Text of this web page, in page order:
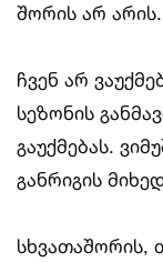
შორის არ არის.
ჩვენ არ
სეზონის
გაუქმებას.
განრიგის